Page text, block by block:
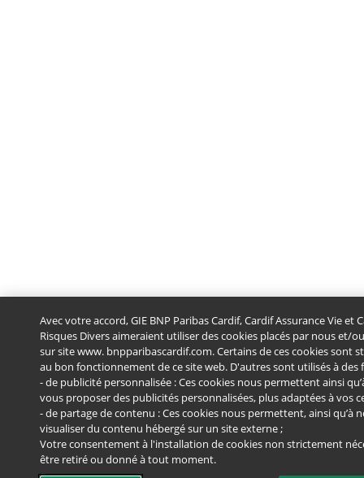
Avec votre accord, GIE BNP Paribas Cardif, Cardif Assurance Vie et
Risques Divers aimeraient utiliser des cookies placés par nous et/
sur site www. bnpparibascardif.com. Certains de ces cookies sont
au bon fonctionnement de ce site web. D'autres sont utilisés à des
- de publicité personnalisée : Ces cookies nous permettent ainsi
vous proposer des publicités personnalisées, plus adaptées à vos
- de partage de contenu : Ces cookies nous permettent, ainsi qu’à
visualiser du contenu hébergé sur un site externe ;
Votre consentement à l'installation de cookies non strictement
être retiré ou donné à tout moment.